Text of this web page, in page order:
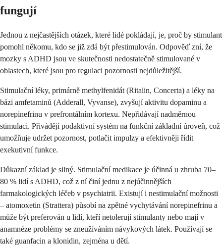
fungují
Jednou z nejčastějších otázek, které lidé pokládají, je, proč by stimulant
pomohl někomu, kdo se již zdá být přestimulován. Odpověď zní, že
mozky s ADHD jsou ve skutečnosti nedostatečně stimulované v
oblastech, které jsou pro regulaci pozornosti nejdůležitější.
Stimulační léky, primárně methylfenidát (Ritalin, Concerta) a léky na
bázi amfetaminů (Adderall, Vyvanse), zvyšují aktivitu dopaminu a
norepinefrinu v prefrontálním kortexu. Nepřidávají nadměrnou
stimulaci. Přivádějí podaktivní systém na funkční základní úroveň, což
umožňuje udržet pozornost, potlačit impulzy a efektivněji řídit
exekutivní funkce.
Důkazní základ je silný. Stimulační medikace je účinná u zhruba 70–
80 % lidí s ADHD, což z ní činí jednu z nejúčinnějších
farmakologických léčeb v psychiatrii. Existují i nestimulační možnosti
– atomoxetin (Strattera) působí na zpětné vychytávání norepinefrinu a
může být preferován u lidí, kteří netolerují stimulanty nebo mají v
anamnéze problémy se zneužíváním návykových látek. Používají se
také guanfacin a klonidin, zejména u dětí.